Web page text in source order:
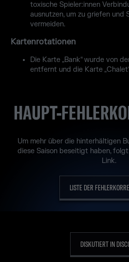
toxische Spieler:innen
ausnutzen, um zu griefen und
vermeiden.
Kartenrotationen
Die Karte „Bank“ wurde von
entfernt und die Karte
HAUPT-
Um mehr über die hinterhältigen
diese Saison beseitigt haben,
Link.
LISTE DER
DISKUTIERT IN